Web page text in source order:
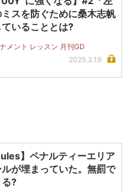
スを防ぐために桑木志帆
いることとは?
メント レッスン 月刊GD
2025.3.19
】ペナルティーエリア
が埋まっていた。無罰で
?